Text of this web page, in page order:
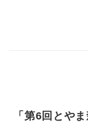
「第6回とや